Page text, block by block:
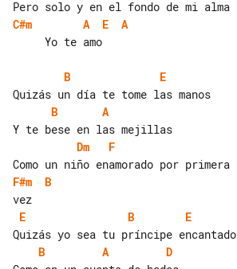
C#m
A E
A
B
E
B
A
Dm
F
F#m
B
E
B
E
B
A
D